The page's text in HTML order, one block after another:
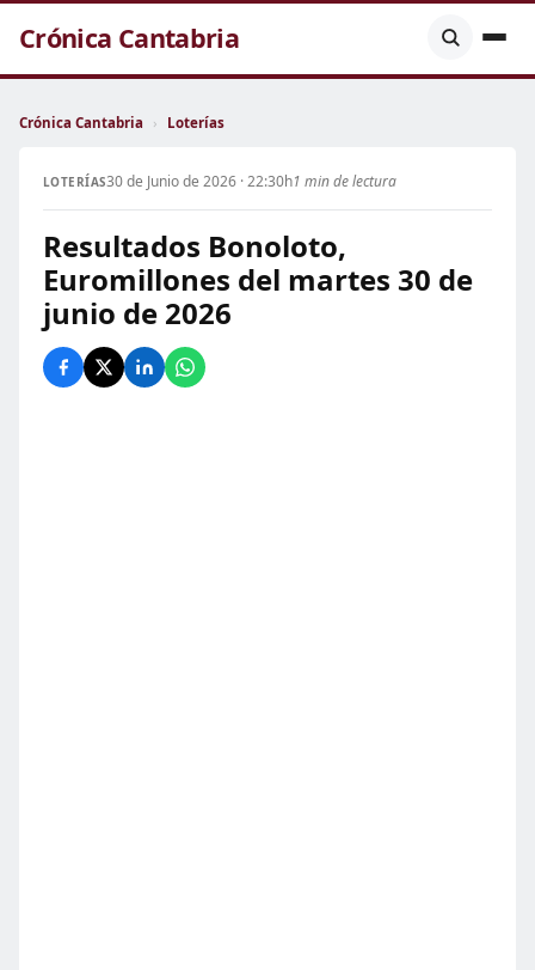
Crónica Cantabria
Crónica Cantabria › Loterías
LOTERÍAS30 de Junio de 2026 · 22:30h1 min de lectura
Resultados Bonoloto,
Euromillones del martes 30 de
junio de 2026